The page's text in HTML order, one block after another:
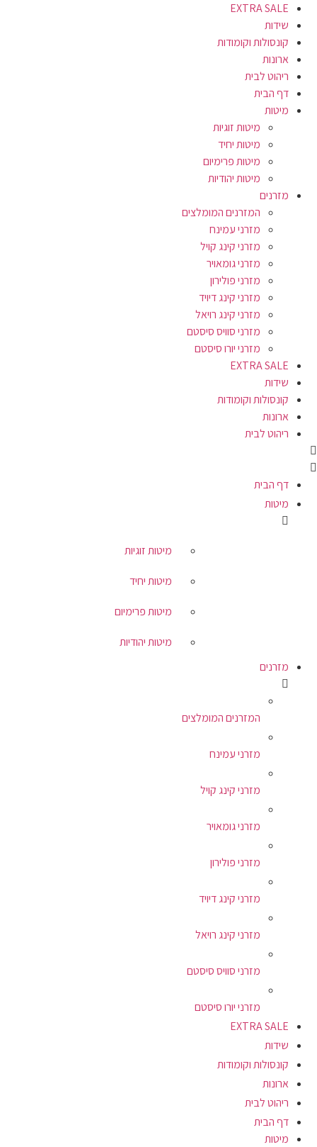
EXTRA SALE
שידות
קונסולות וקומודות
ארונות
ריהוט לבית
דף הבית
מיטות
מיטות זוגיות
מיטות יחיד
מיטות פרימיום
מיטות יהודיות
מזרנים
המזרנים המומלצים
מזרני עמינח
מזרני קינג קויל
מזרני גומאויר
מזרני פולירון
מזרני קינג דיויד
מזרני קינג רויאל
מזרני סוויס סיסטם
מזרני יורו סיסטם
EXTRA SALE
שידות
קונסולות וקומודות
ארונות
ריהוט לבית
דף הבית
מיטות
מיטות זוגיות
מיטות יחיד
מיטות פרימיום
מיטות יהודיות
מזרנים
המזרנים המומלצים
מזרני עמינח
מזרני קינג קויל
מזרני גומאויר
מזרני פולירון
מזרני קינג דיויד
מזרני קינג רויאל
מזרני סוויס סיסטם
מזרני יורו סיסטם
EXTRA SALE
שידות
קונסולות וקומודות
ארונות
ריהוט לבית
דף הבית
מיטות